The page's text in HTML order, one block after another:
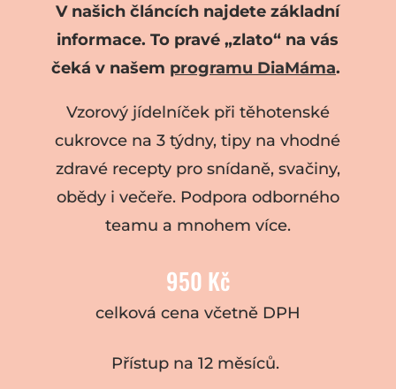
V našich článcích najdete základní
informace. To pravé „zlato“ na vás
čeká v našem programu DiaMáma.
Vzorový jídelníček při těhotenské
cukrovce na 3 týdny, tipy na vhodné
zdravé recepty pro snídaně, svačiny,
obědy i večeře. Podpora odborného
teamu a mnohem více.
950 Kč
celková cena včetně DPH
Přístup na 12 měsíců.